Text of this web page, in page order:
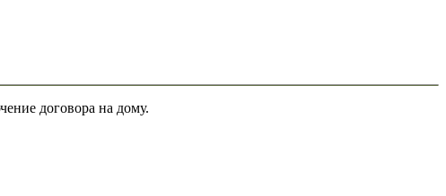
договора на дому.